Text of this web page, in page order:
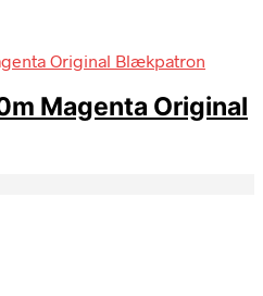
Magenta Original